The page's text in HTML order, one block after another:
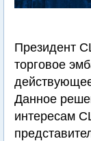
Президент
торговое
Данное
интересам